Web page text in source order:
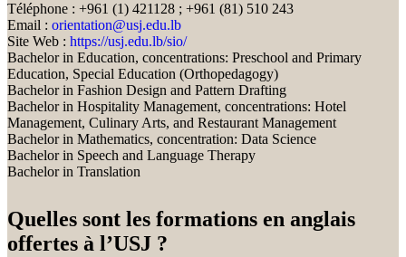
Téléphone : +961 (1) 421128 ; +961 (81) 510 243
Email : orientation@usj.edu.lb
Site Web : https://usj.edu.lb/sio/
Bachelor in Education, concentrations: Preschool and Primary
Education, Special Education (Orthopedagogy)
Bachelor in Fashion Design and Pattern Drafting
Bachelor in Hospitality Management, concentrations: Hotel
Management, Culinary Arts, and Restaurant Management
Bachelor in Mathematics, concentration: Data Science
Bachelor in Speech and Language Therapy
Bachelor in Translation
Quelles sont les formations en anglais
offertes à l’USJ ?